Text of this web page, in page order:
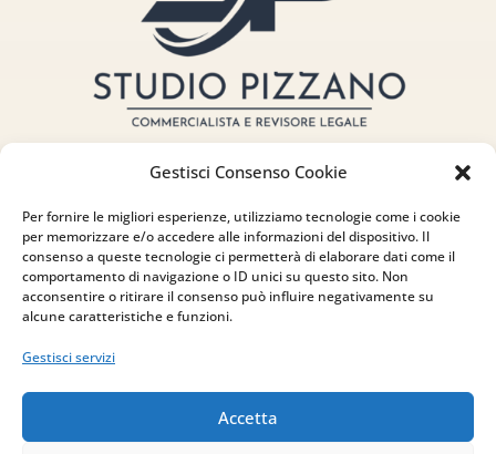
Gestisci Consenso Cookie
Per fornire le migliori esperienze, utilizziamo tecnologie come i cookie
per memorizzare e/o accedere alle informazioni del dispositivo. Il
consenso a queste tecnologie ci permetterà di elaborare dati come il
comportamento di navigazione o ID unici su questo sito. Non
acconsentire o ritirare il consenso può influire negativamente su
alcune caratteristiche e funzioni.
Gestisci servizi
Accetta
Indirizzo
via Sant’Alessio, 5
Email
info@studiopizzano.it